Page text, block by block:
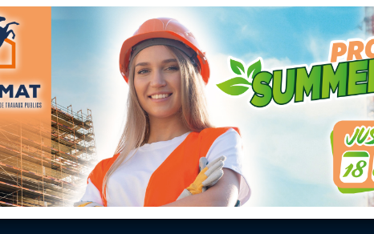
ÉCROUS Ø